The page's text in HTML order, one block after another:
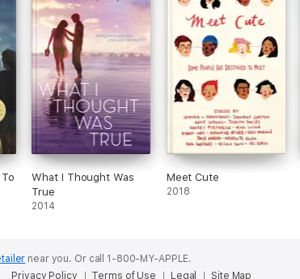
What I Thought Was
True
2014
Meet Cute
2018
near you. Or call 1-800-MY-APPLE.
Privacy Policy Terms of Use Legal Site Map